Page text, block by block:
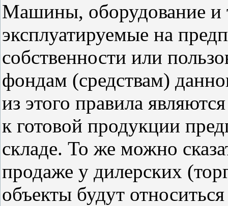
Машины, оборудование и
эксплуатируемые на
собственности или
фондам (средствам)
из этого правила
к готовой продукции
складе. То же можно
продаже у дилерских
объекты будут